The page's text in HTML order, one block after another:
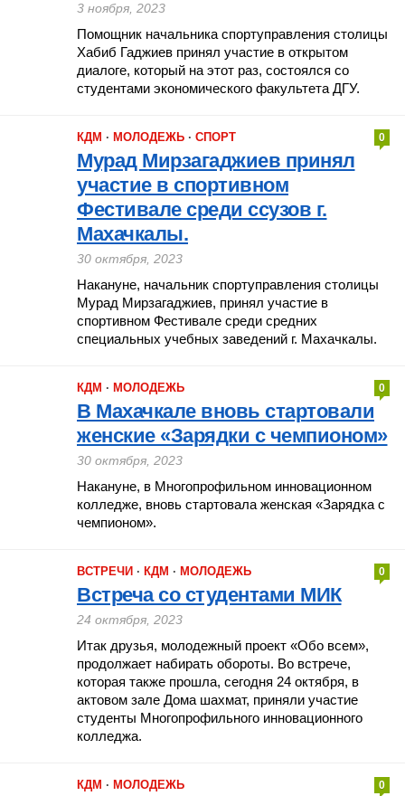
3 ноября, 2023
Помощник начальника спортуправления столицы
Хабиб Гаджиев принял участие в открытом
диалоге, который на этот раз, состоялся со
студентами экономического факультета ДГУ.
КДМ · МОЛОДЕЖЬ · СПОРТ 0
Мурад Мирзагаджиев принял
участие в спортивном
Фестивале среди ссузов г.
Махачкалы.
30 октября, 2023
Накануне, начальник спортуправления столицы
Мурад Мирзагаджиев, принял участие в
спортивном Фестивале среди средних
специальных учебных заведений г. Махачкалы.
КДМ · МОЛОДЕЖЬ 0
В Махачкале вновь стартовали
женские «Зарядки с чемпионом»
30 октября, 2023
Накануне, в Многопрофильном инновационном
колледже, вновь стартовала женская «Зарядка с
чемпионом».
ВСТРЕЧИ · КДМ · МОЛОДЕЖЬ 0
Встреча со студентами МИК
24 октября, 2023
Итак друзья, молодежный проект «Обо всем»,
продолжает набирать обороты. Во встрече,
которая также прошла, сегодня 24 октября, в
актовом зале Дома шахмат, приняли участие
студенты Многопрофильного инновационного
колледжа.
КДМ · МОЛОДЕЖЬ 0